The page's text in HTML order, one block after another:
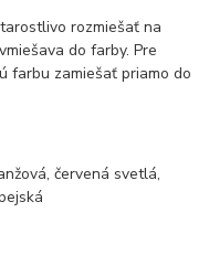
rozmiešať na
do farby. Pre
farbu zamiešať priamo do
červená svetlá,